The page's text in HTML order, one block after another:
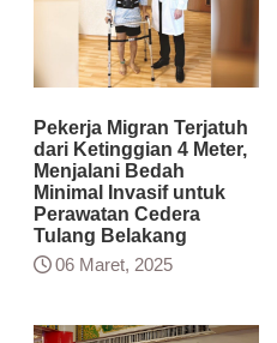
Pekerja Migran Terjatuh
dari Ketinggian 4 Meter,
Menjalani Bedah
Minimal Invasif untuk
Perawatan Cedera
Tulang Belakang
06 Maret, 2025